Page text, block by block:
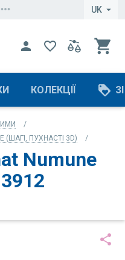
more_horiz UK arrow_drop_down
person favorite_border shopping_cart
КОЛЕКЦІЇ loyalty
(ШАГІ, ПУХНАСТІ 3D)
Numune
share